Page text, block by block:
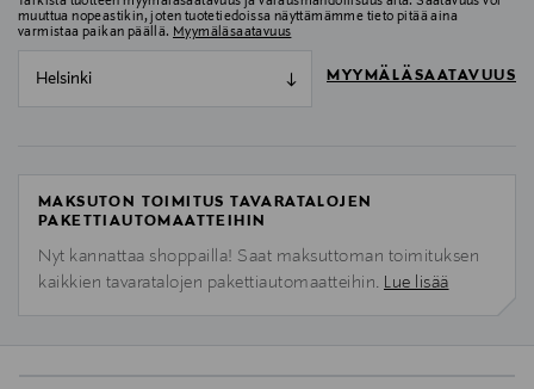
muuttua nopeastikin, joten tuotetiedoissa näyttämämme tieto pitää aina
varmistaa paikan päällä. Myymäläsaatavuus
Helsinki MYYMÄLÄSAATAVUUS
MAKSUTON TOIMITUS TAVARATALOJEN
PAKETTIAUTOMAATTEIHIN
Nyt kannattaa shoppailla! Saat maksuttoman toimituksen
kaikkien tavaratalojen pakettiautomaatteihin. Lue lisää